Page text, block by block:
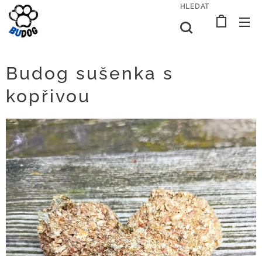
HLEDAT
Budog sušenka s
kopřivou